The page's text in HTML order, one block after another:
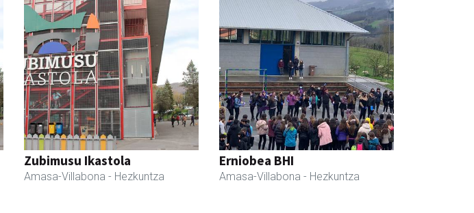
Zubimusu Ikastola
Amasa-Villabona - Hezkuntza
Erniobea BHI
Amasa-Villabona - Hezkuntza